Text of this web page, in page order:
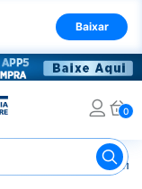
Baixar
0